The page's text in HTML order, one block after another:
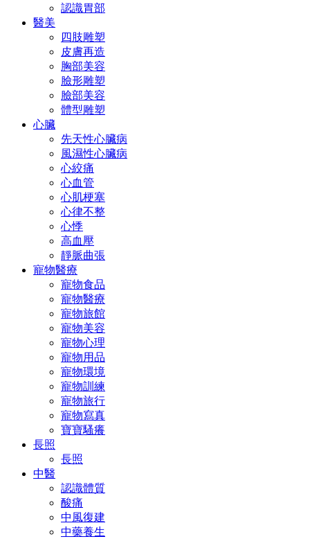
認識胃部
醫美
四肢雕塑
皮膚再造
胸部美容
臉形雕塑
臉部美容
體型雕塑
心臟
先天性心臟病
風濕性心臟病
心絞痛
心血管
心肌梗塞
心律不整
心悸
高血壓
靜脈曲張
寵物醫療
寵物食品
寵物醫療
寵物旅館
寵物美容
寵物心理
寵物用品
寵物環境
寵物訓練
寵物旅行
寵物寫真
寶寶騷癢
長照
長照
中醫
認識體質
酸痛
中風復建
中藥養生